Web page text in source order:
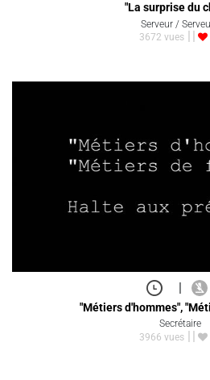
"La surprise du
Serveur /
3672 vues
|
"Métiers d'hommes",
Secrétaire
3966 vues